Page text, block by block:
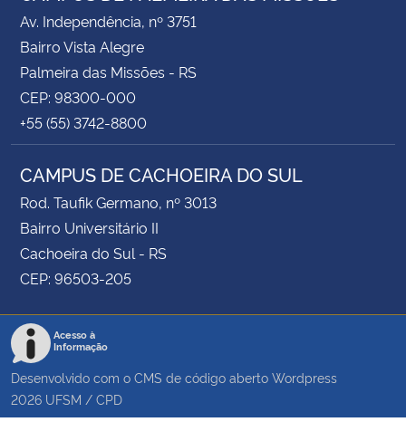
Av. Independência, nº 3751
Bairro Vista Alegre
Palmeira das Missões - RS
CEP: 98300-000
+55 (55) 3742-8800
CAMPUS DE CACHOEIRA DO SUL
Rod. Taufik Germano, nº 3013
Bairro Universitário II
Cachoeira do Sul - RS
CEP: 96503-205
Acesso à
Informação
Desenvolvido com o CMS de código aberto Wordpress
2026 UFSM / CPD